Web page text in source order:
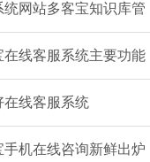
统网站多客宝知识库管
在线客服系统主要功能
在线客服系统
手机在线咨询新鲜出炉